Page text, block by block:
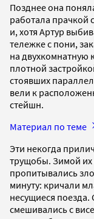
Позднее она
работала прачкой
и, хотя Артур
тележке с пони,
на двухкомнатную
плотной
стоявших
вели к
стейшн.
Материал по теме
Эти некогда
трущобы. Зимой
пропитывались
минуту: кричали
несущиеся
смешивались с